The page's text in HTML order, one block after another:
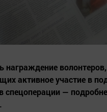
награждение
активное участие в
спецоперации —